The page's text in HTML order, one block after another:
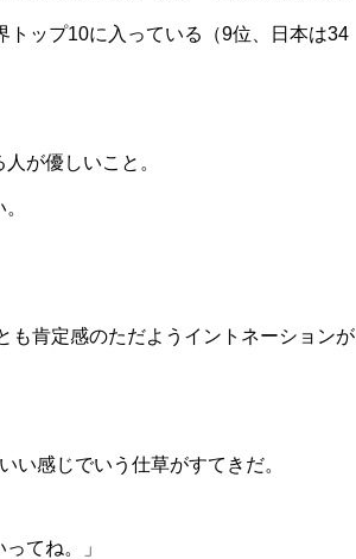
トップ10に入っている（9位、日本は34
が優しいこと。
も肯定感のただようイントネーションが
い感じでいう仕草がすてきだ。
てね。」